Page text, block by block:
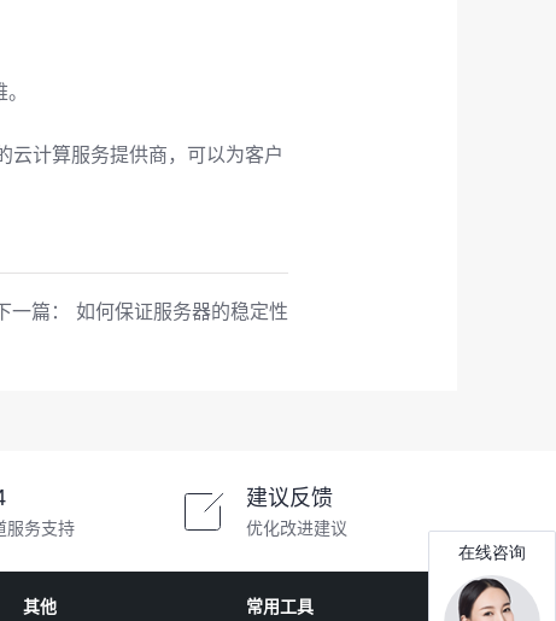
云计算服务提供商，可以为客户
一篇： 如何保证服务器的稳定性
服务支持
建议反馈
优化改进建议
其他
常用工具